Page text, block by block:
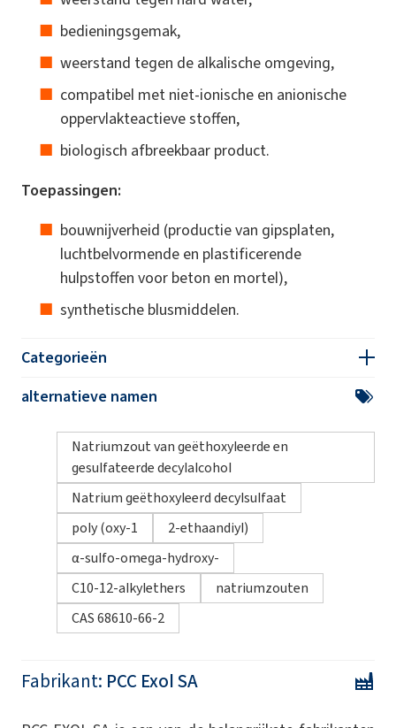
bedieningsgemak,
weerstand tegen de alkalische omgeving,
compatibel met niet-ionische en anionische
oppervlakteactieve stoffen,
biologisch afbreekbaar product.
Toepassingen:
bouwnijverheid (productie van gipsplaten,
luchtbelvormende en plastificerende
hulpstoffen voor beton en mortel),
synthetische blusmiddelen.
Categorieën
alternatieve namen
Natriumzout van geëthoxyleerde en
gesulfateerde decylalcohol
Natrium geëthoxyleerd decylsulfaat
poly (oxy-1
2-ethaandiyl)
α-sulfo-omega-hydroxy-
C10-12-alkylethers
natriumzouten
CAS 68610-66-2
Fabrikant: PCC Exol SA